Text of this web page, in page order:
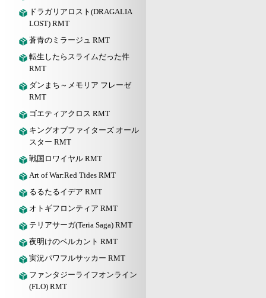
ドラガリアロスト(DRAGALIA
LOST) RMT
蒼青のミラージュ RMT
転生したらスライムだった件
RMT
ダンまち～メモリア フレーゼ
RMT
ゴエティアクロス RMT
キングオブファイターズ オール
スター RMT
戦国ロワイヤル RMT
Art of War:Red Tides RMT
るるたるイデア RMT
オトギフロンティア RMT
テリアサーガ(Teria Saga) RMT
夜明けのベルカント RMT
実況パワフルサッカー RMT
ファンタジーライフオンライン
(FLO) RMT